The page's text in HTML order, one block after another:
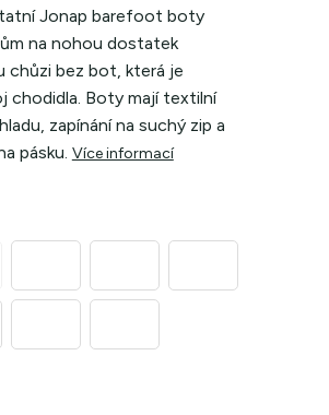
Jonap barefoot boty
na nohou dostatek
chůzi bez bot, která je
chodidla. Boty mají textilní
zapínání na suchý zip a
pásku. Více informací